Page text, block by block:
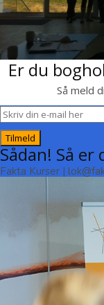
Er du
Så meld
Tilmeld
Sådan! Så
Fakta Kurser |